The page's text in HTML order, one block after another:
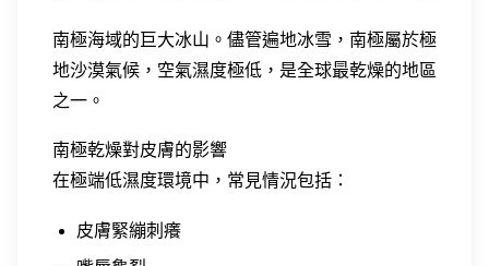
南極海域的巨大冰山。儘管遍地冰雪，南極屬於極
地沙漠氣候，空氣濕度極低，是全球最乾燥的地區
之一。
南極乾燥對皮膚的影響
在極端低濕度環境中，常見情況包括：
皮膚緊繃刺癢